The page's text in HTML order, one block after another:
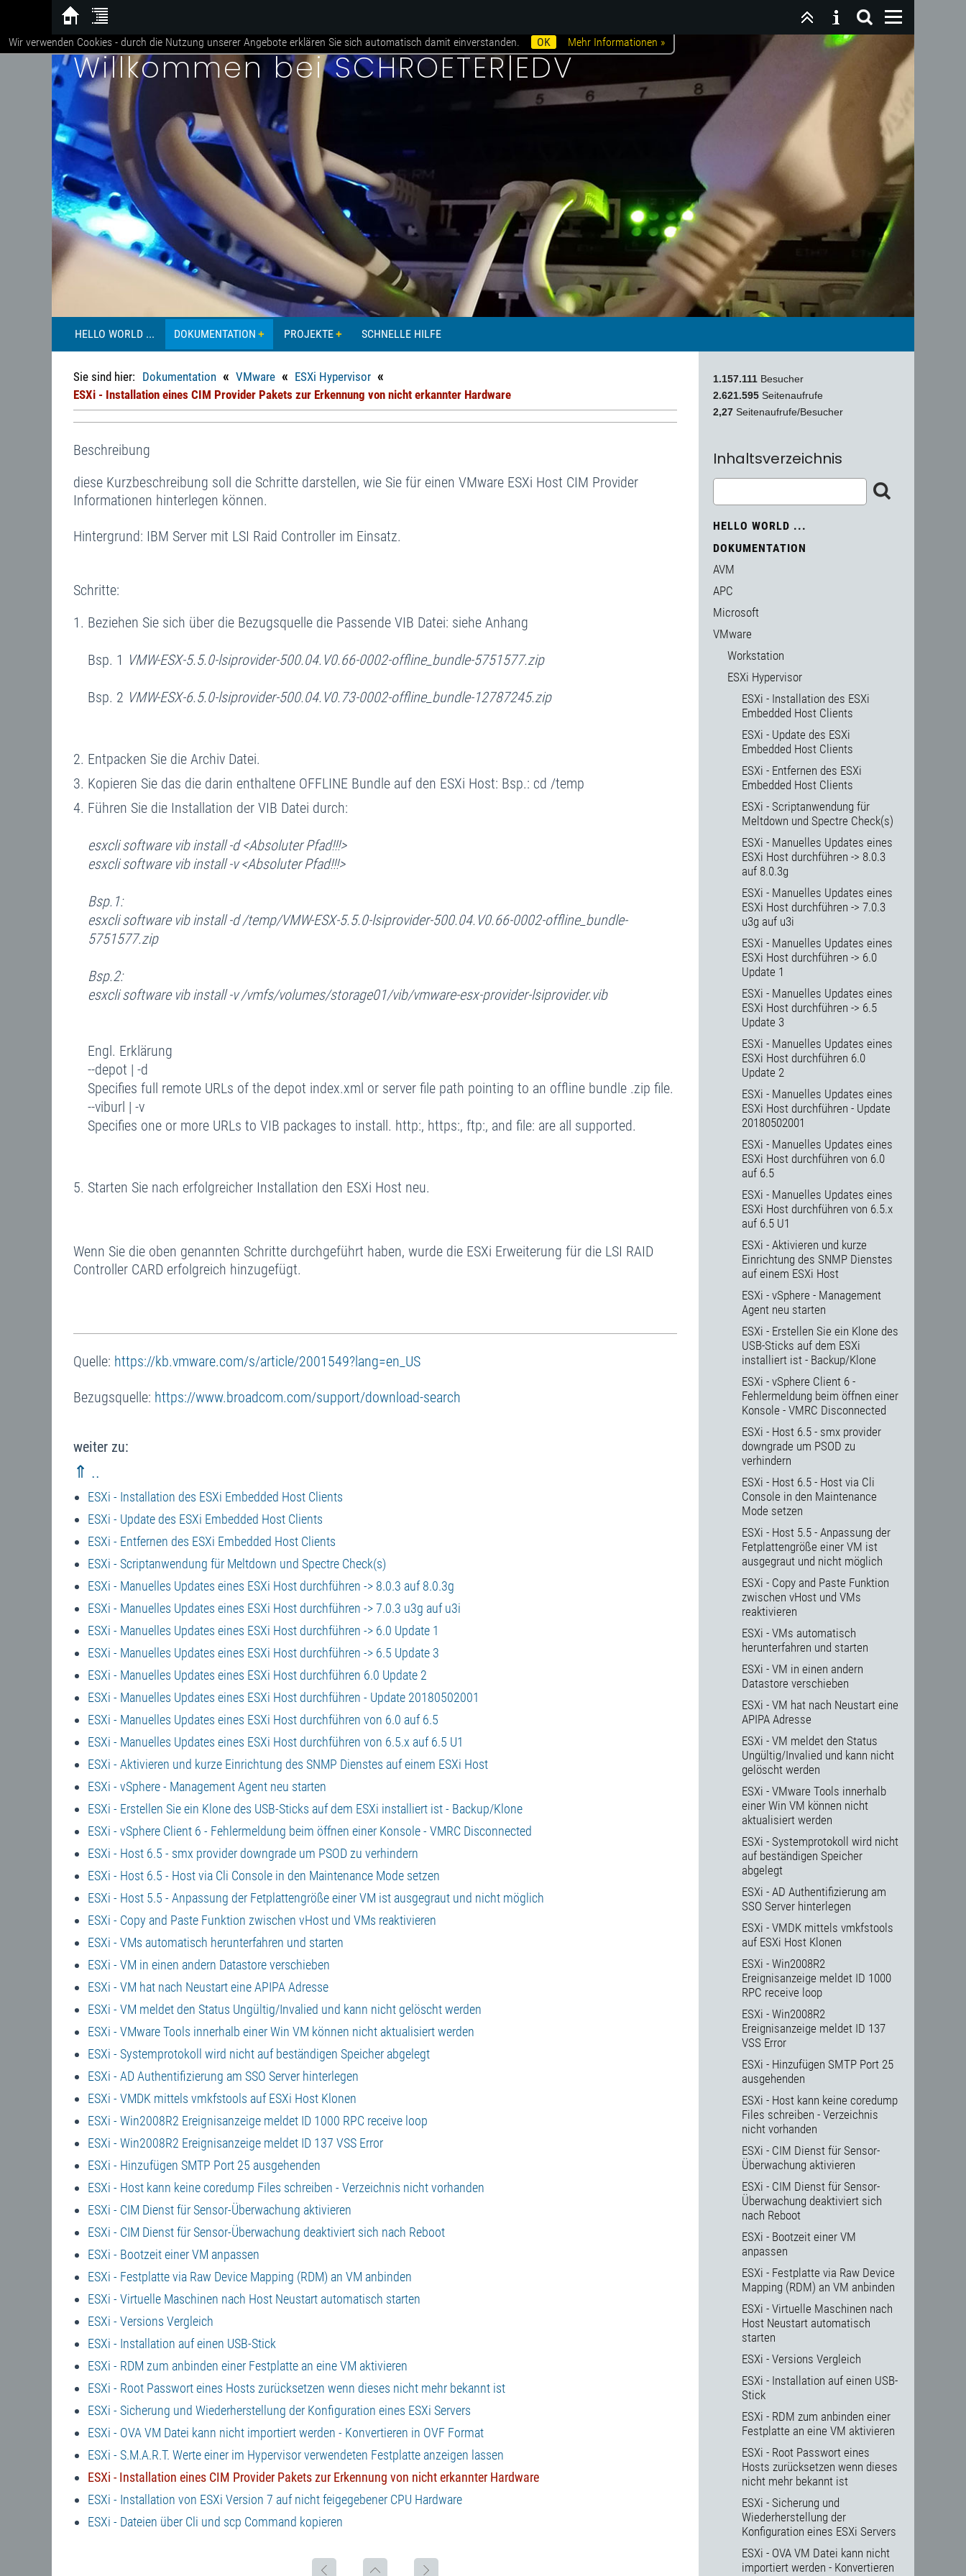
Willkommen bei SCHROETER|EDV
HELLO WORLD ... DOKUMENTATION PROJEKTE SCHNELLE HILFE
Sie sind hier: Dokumentation « VMware « ESXi Hypervisor «
ESXi - Installation eines CIM Provider Pakets zur Erkennung von nicht erkannter Hardware
Beschreibung
diese Kurzbeschreibung soll die Schritte darstellen, wie Sie für einen VMware ESXi Host CIM Provider
Informationen hinterlegen können.
Hintergrund: IBM Server mit LSI Raid Controller im Einsatz.
Schritte:
Beziehen Sie sich über die Bezugsquelle die Passende VIB Datei: siehe Anhang
Bsp. 1 VMW-ESX-5.5.0-lsiprovider-500.04.V0.66-0002-offline_bundle-5751577.zip
Bsp. 2 VMW-ESX-6.5.0-lsiprovider-500.04.V0.73-0002-offline_bundle-12787245.zip
Entpacken Sie die Archiv Datei.
Kopieren Sie das die darin enthaltene OFFLINE Bundle auf den ESXi Host: Bsp.: cd /temp
Führen Sie die Installation der VIB Datei durch:
esxcli software vib install -d <Absoluter Pfad!!!>
esxcli software vib install -v <Absoluter Pfad!!!>
Bsp.1:
esxcli software vib install -d /temp/VMW-ESX-5.5.0-lsiprovider-500.04.V0.66-0002-offline_bundle-
5751577.zip
Bsp.2:
esxcli software vib install -v /vmfs/volumes/storage01/vib/vmware-esx-provider-lsiprovider.vib
Engl. Erklärung
--depot | -d
Specifies full remote URLs of the depot index.xml or server file path pointing to an offline bundle .zip file.
--viburl | -v
Specifies one or more URLs to VIB packages to install. http:, https:, ftp:, and file: are all supported.
Starten Sie nach erfolgreicher Installation den ESXi Host neu.
Wenn Sie die oben genannten Schritte durchgeführt haben, wurde die ESXi Erweiterung für die LSI RAID
Controller CARD erfolgreich hinzugefügt.
Quelle: https://kb.vmware.com/s/article/2001549?lang=en_US
Bezugsquelle: https://www.broadcom.com/support/download-search
weiter zu:
⇑ ..
ESXi - Installation des ESXi Embedded Host Clients
ESXi - Update des ESXi Embedded Host Clients
ESXi - Entfernen des ESXi Embedded Host Clients
ESXi - Scriptanwendung für Meltdown und Spectre Check(s)
ESXi - Manuelles Updates eines ESXi Host durchführen -> 8.0.3 auf 8.0.3g
ESXi - Manuelles Updates eines ESXi Host durchführen -> 7.0.3 u3g auf u3i
ESXi - Manuelles Updates eines ESXi Host durchführen -> 6.0 Update 1
ESXi - Manuelles Updates eines ESXi Host durchführen -> 6.5 Update 3
ESXi - Manuelles Updates eines ESXi Host durchführen 6.0 Update 2
ESXi - Manuelles Updates eines ESXi Host durchführen - Update 20180502001
ESXi - Manuelles Updates eines ESXi Host durchführen von 6.0 auf 6.5
ESXi - Manuelles Updates eines ESXi Host durchführen von 6.5.x auf 6.5 U1
ESXi - Aktivieren und kurze Einrichtung des SNMP Dienstes auf einem ESXi Host
ESXi - vSphere - Management Agent neu starten
ESXi - Erstellen Sie ein Klone des USB-Sticks auf dem ESXi installiert ist - Backup/Klone
ESXi - vSphere Client 6 - Fehlermeldung beim öffnen einer Konsole - VMRC Disconnected
ESXi - Host 6.5 - smx provider downgrade um PSOD zu verhindern
ESXi - Host 6.5 - Host via Cli Console in den Maintenance Mode setzen
ESXi - Host 5.5 - Anpassung der Fetplattengröße einer VM ist ausgegraut und nicht möglich
ESXi - Copy and Paste Funktion zwischen vHost und VMs reaktivieren
ESXi - VMs automatisch herunterfahren und starten
ESXi - VM in einen andern Datastore verschieben
ESXi - VM hat nach Neustart eine APIPA Adresse
ESXi - VM meldet den Status Ungültig/Invalied und kann nicht gelöscht werden
ESXi - VMware Tools innerhalb einer Win VM können nicht aktualisiert werden
ESXi - Systemprotokoll wird nicht auf beständigen Speicher abgelegt
ESXi - AD Authentifizierung am SSO Server hinterlegen
ESXi - VMDK mittels vmkfstools auf ESXi Host Klonen
ESXi - Win2008R2 Ereignisanzeige meldet ID 1000 RPC receive loop
ESXi - Win2008R2 Ereignisanzeige meldet ID 137 VSS Error
ESXi - Hinzufügen SMTP Port 25 ausgehenden
ESXi - Host kann keine coredump Files schreiben - Verzeichnis nicht vorhanden
ESXi - CIM Dienst für Sensor-Überwachung aktivieren
ESXi - CIM Dienst für Sensor-Überwachung deaktiviert sich nach Reboot
ESXi - Bootzeit einer VM anpassen
ESXi - Festplatte via Raw Device Mapping (RDM) an VM anbinden
ESXi - Virtuelle Maschinen nach Host Neustart automatisch starten
ESXi - Versions Vergleich
ESXi - Installation auf einen USB-Stick
ESXi - RDM zum anbinden einer Festplatte an eine VM aktivieren
ESXi - Root Passwort eines Hosts zurücksetzen wenn dieses nicht mehr bekannt ist
ESXi - Sicherung und Wiederherstellung der Konfiguration eines ESXi Servers
ESXi - OVA VM Datei kann nicht importiert werden - Konvertieren in OVF Format
ESXi - S.M.A.R.T. Werte einer im Hypervisor verwendeten Festplatte anzeigen lassen
ESXi - Installation eines CIM Provider Pakets zur Erkennung von nicht erkannter Hardware
ESXi - Installation von ESXi Version 7 auf nicht feigegebener CPU Hardware
ESXi - Dateien über Cli und scp Command kopieren
1.157.111 Besucher
2.621.595 Seitenaufrufe
2,27 Seitenaufrufe/Besucher
Inhaltsverzeichnis
HELLO WORLD ...
DOKUMENTATION
AVM
APC
Microsoft
VMware
Workstation
ESXi Hypervisor
ESXi - Installation des ESXi
Embedded Host Clients
ESXi - Update des ESXi
Embedded Host Clients
ESXi - Entfernen des ESXi
Embedded Host Clients
ESXi - Scriptanwendung für
Meltdown und Spectre Check(s)
ESXi - Manuelles Updates eines
ESXi Host durchführen -> 8.0.3
auf 8.0.3g
ESXi - Manuelles Updates eines
ESXi Host durchführen -> 7.0.3
u3g auf u3i
ESXi - Manuelles Updates eines
ESXi Host durchführen -> 6.0
Update 1
ESXi - Manuelles Updates eines
ESXi Host durchführen -> 6.5
Update 3
ESXi - Manuelles Updates eines
ESXi Host durchführen 6.0
Update 2
ESXi - Manuelles Updates eines
ESXi Host durchführen - Update
20180502001
ESXi - Manuelles Updates eines
ESXi Host durchführen von 6.0
auf 6.5
ESXi - Manuelles Updates eines
ESXi Host durchführen von 6.5.x
auf 6.5 U1
ESXi - Aktivieren und kurze
Einrichtung des SNMP Dienstes
auf einem ESXi Host
ESXi - vSphere - Management
Agent neu starten
ESXi - Erstellen Sie ein Klone des
USB-Sticks auf dem ESXi
installiert ist - Backup/Klone
ESXi - vSphere Client 6 -
Fehlermeldung beim öffnen einer
Konsole - VMRC Disconnected
ESXi - Host 6.5 - smx provider
downgrade um PSOD zu
verhindern
ESXi - Host 6.5 - Host via Cli
Console in den Maintenance
Mode setzen
ESXi - Host 5.5 - Anpassung der
Fetplattengröße einer VM ist
ausgegraut und nicht möglich
ESXi - Copy and Paste Funktion
zwischen vHost und VMs
reaktivieren
ESXi - VMs automatisch
herunterfahren und starten
ESXi - VM in einen andern
Datastore verschieben
ESXi - VM hat nach Neustart eine
APIPA Adresse
ESXi - VM meldet den Status
Ungültig/Invalied und kann nicht
gelöscht werden
ESXi - VMware Tools innerhalb
einer Win VM können nicht
aktualisiert werden
ESXi - Systemprotokoll wird nicht
auf beständigen Speicher
abgelegt
ESXi - AD Authentifizierung am
SSO Server hinterlegen
ESXi - VMDK mittels vmkfstools
auf ESXi Host Klonen
ESXi - Win2008R2
Ereignisanzeige meldet ID 1000
RPC receive loop
ESXi - Win2008R2
Ereignisanzeige meldet ID 137
VSS Error
ESXi - Hinzufügen SMTP Port 25
ausgehenden
ESXi - Host kann keine coredump
Files schreiben - Verzeichnis
nicht vorhanden
ESXi - CIM Dienst für Sensor-
Überwachung aktivieren
ESXi - CIM Dienst für Sensor-
Überwachung deaktiviert sich
nach Reboot
ESXi - Bootzeit einer VM
anpassen
ESXi - Festplatte via Raw Device
Mapping (RDM) an VM anbinden
ESXi - Virtuelle Maschinen nach
Host Neustart automatisch
starten
ESXi - Versions Vergleich
ESXi - Installation auf einen USB-
Stick
ESXi - RDM zum anbinden einer
Festplatte an eine VM aktivieren
ESXi - Root Passwort eines
Hosts zurücksetzen wenn dieses
nicht mehr bekannt ist
ESXi - Sicherung und
Wiederherstellung der
Konfiguration eines ESXi Servers
ESXi - OVA VM Datei kann nicht
importiert werden - Konvertieren
Wir verwenden Cookies - durch die Nutzung unserer Angebote erklären Sie sich automatisch damit einverstanden. OK Mehr Informationen »